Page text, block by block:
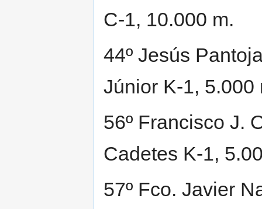
C-1, 10.000 m.
44º Jesús
Júnior K-1, 5.000
56º Francisco J.
Cadetes K-1,
57º Fco. Javier